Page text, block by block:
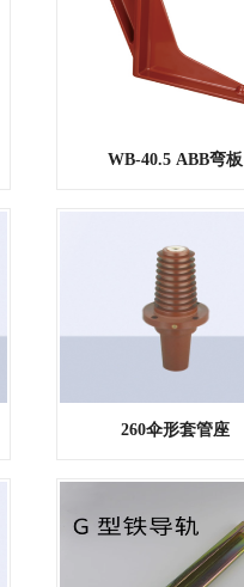
WB-40.5 ABB弯板
260伞形套管座